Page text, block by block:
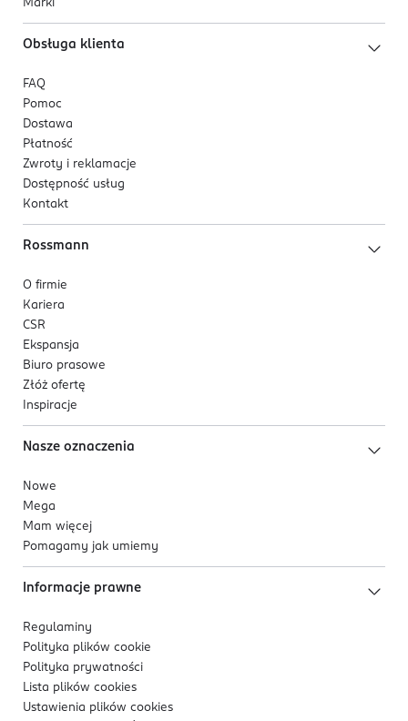
Marki
Obsługa klienta
FAQ
Pomoc
Dostawa
Płatność
Zwroty i reklamacje
Dostępność usług
Kontakt
Rossmann
O firmie
Kariera
CSR
Ekspansja
Biuro prasowe
Złóż ofertę
Inspiracje
Nasze oznaczenia
Nowe
Mega
Mam więcej
Pomagamy jak umiemy
Informacje prawne
Regulaminy
Polityka plików cookie
Polityka prywatności
Lista plików cookies
Ustawienia plików cookies